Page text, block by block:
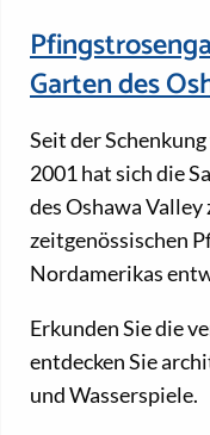
Garten des
Seit der
2001 hat sich die
des Oshawa
zeitgenössischen
Nordamerikas
Erkunden Sie die
entdecken Sie
und Wasserspiele.